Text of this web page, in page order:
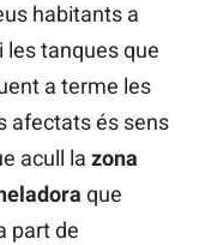
habitants a
les tanques que
a terme les
afectats és sens
acull la zona
que
part de